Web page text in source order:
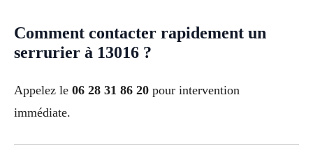
Comment contacter rapidement un
serrurier à 13016 ?
Appelez le 06 28 31 86 20 pour intervention
immédiate.